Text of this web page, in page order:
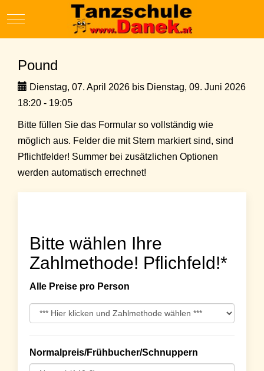
Mobile Menu Toggle
Pound
Dienstag, 07. April 2026 bis Dienstag, 09. Juni 2026
18:20 - 19:05
Bitte füllen Sie das Formular so vollständig wie
möglich aus. Felder die mit Stern markiert sind, sind
Pflichtfelder! Summer bei zusätzlichen Optionen
werden automatisch errechnet!
Bitte wählen Ihre
Zahlmethode! Pflichfeld!*
Alle Preise pro Person
Normalpreis/Frühbucher/Schnuppern